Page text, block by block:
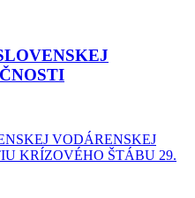
VODÁRENSKEJ
KRÍZOVÉHO ŠTÁBU 29.